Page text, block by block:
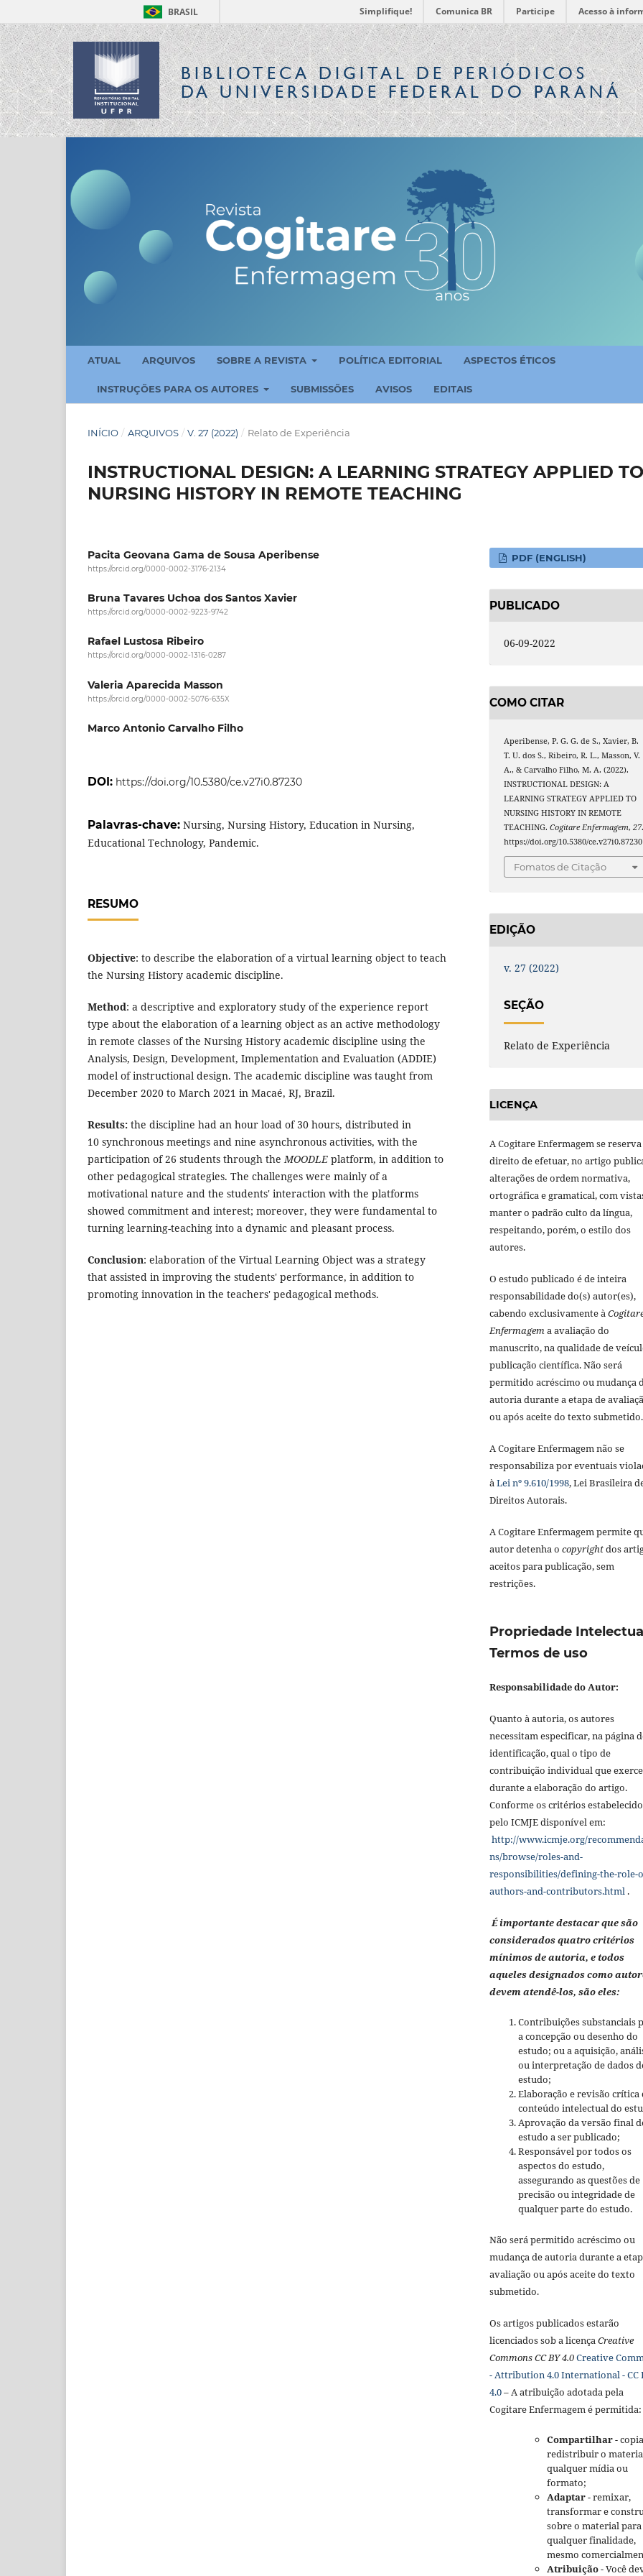
BRASIL Simplifique! Comunica BR Participe Acesso à
BIBLIOTECA DIGITALDE PERIÓDICOS
DA UNIVERSIDADE FEDERAL DO PARANÁ
ATUAL ARQUIVOS SOBRE A REVISTA POLÍTICA EDITORIAL ASPECTOS ÉTICOS
INSTRUÇÕES PARA OS AUTORES SUBMISSÕES AVISOS EDITAIS
INÍCIO / ARQUIVOS / V. 27 (2022) / Relato de Experiência
INSTRUCTIONAL DESIGN: A LEARNING STRATEGY APPLIED TO
NURSING HISTORY IN REMOTE TEACHING
Pacita Geovana Gama de Sousa Aperibense
https://orcid.org/0000-0002-3176-2134
Bruna Tavares Uchoa dos Santos Xavier
https://orcid.org/0000-0002-9223-9742
Rafael Lustosa Ribeiro
https://orcid.org/0000-0002-1316-0287
Valeria Aparecida Masson
https://orcid.org/0000-0002-5076-635X
Marco Antonio Carvalho Filho
DOI: https://doi.org/10.5380/ce.v27i0.87230
Palavras-chave: Nursing, Nursing History, Education in Nursing,
Educational Technology, Pandemic.
RESUMO
Objective: to describe the elaboration of a virtual learning object to teach
the Nursing History academic discipline.
Method: a descriptive and exploratory study of the experience report
type about the elaboration of a learning object as an active methodology
in remote classes of the Nursing History academic discipline using the
Analysis, Design, Development, Implementation and Evaluation (ADDIE)
model of instructional design. The academic discipline was taught from
December 2020 to March 2021 in Macaé, RJ, Brazil.
Results: the discipline had an hour load of 30 hours, distributed in
10 synchronous meetings and nine asynchronous activities, with the
participation of 26 students through theMOODLE platform, in addition to
other pedagogical strategies. The challenges were mainly of a
motivational nature and the students' interaction with the platforms
showed commitment and interest; moreover, they were fundamental to
turning learning-teaching into a dynamic and pleasant process.
Conclusion: elaboration of the Virtual Learning Object was a strategy
that assisted in improving the students' performance, in addition to
promoting innovation in the teachers' pedagogical methods.
PDF (ENGLISH)
PUBLICADO
06-09-2022
COMO CITAR
Aperibense, P. G. G. de S., Xavier, B.
T. U. dos S., Ribeiro, R. L., Masson, V.
A., & Carvalho Filho, M. A. (2022).
INSTRUCTIONAL DESIGN: A
LEARNING STRATEGY APPLIED TO
NURSING HISTORY IN REMOTE
TEACHING.Cogitare Enfermagem,27.
https://doi.org/10.5380/ce.v27i0.87230
Fomatos de Citação
EDIÇÃO
v. 27 (2022)
SEÇÃO
Relato de Experiência
LICENÇA
A Cogitare Enfermagem se
direito de efetuar, no artigo
alterações de ordem normativa,
ortográfica e gramatical, com
manter o padrão culto da língua,
respeitando, porém, o estilo dos
autores.
O estudo publicado é de inteira
responsabilidade do(s) autor(es),
cabendo exclusivamente à
Enfermagema avaliação do
manuscrito, na qualidade de
publicação científica. Não será
permitido acréscimo ou mudança
autoria durante a etapa de
ou após aceite do texto submetido.
A Cogitare Enfermagem não se
responsabiliza por eventuais
àLei nº 9.610/1998, Lei Brasileira
Direitos Autorais.
A Cogitare Enfermagem permite
autor detenha o copyrightdos
aceitos para publicação, sem
restrições.
Propriedade
Termos de uso
Responsabilidade do Autor:
Quanto à autoria, os autores
necessitam especificar, na página
identificação, qual o tipo de
contribuição individual que
durante a elaboração do artigo.
Conforme os critérios
pelo ICMJE disponível em:
http://www.icmje.org/
ns/browse/roles-and-
responsibilities/defining-the-role-
authors-and-contributors.html .
É importante destacar que são
considerados quatro critérios
mínimos de autoria, e todos
aqueles designados como
devem atendê-los, são eles:
Contribuições substanciais
a concepção ou desenho do
estudo; ou a aquisição,
ou interpretação de dados
estudo;
Elaboração e revisão crítica
conteúdo intelectual do
Aprovação da versão final
estudo a ser publicado;
Responsável por todos os
aspectos do estudo,
assegurando as questões de
precisão ou integridade de
qualquer parte do estudo.
Não será permitido acréscimo ou
mudança de autoria durante a
avaliação ou após aceite do texto
submetido.
Os artigos publicados estarão
licenciados sob a licença Creative
Commons CC BY 4.0Creative
- Attribution 4.0 International - CC
4.0– A atribuição adotada pela
Cogitare Enfermagem é permitida:
Compartilhar-
redistribuir o
qualquer mídia ou
formato;
Adaptar- remixar,
transformar e
sobre o material para
qualquer finalidade,
mesmo
Atribuição- Você